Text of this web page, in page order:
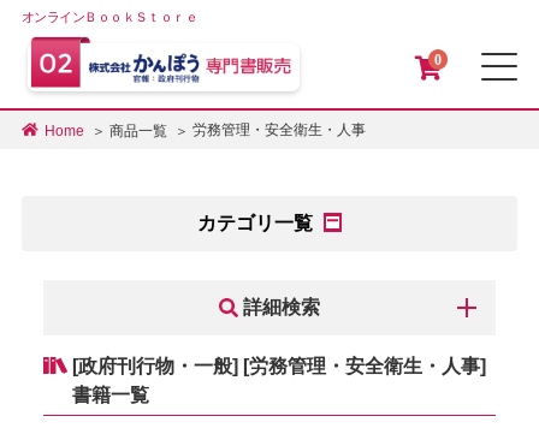
オンラインＢｏｏｋＳｔｏｒｅ
0
Home 商品一覧 労務管理・安全衛生・人事
カテゴリ一覧
詳細検索
[政府刊行物・一般] [労務管理・安全衛生・人事]
書籍一覧